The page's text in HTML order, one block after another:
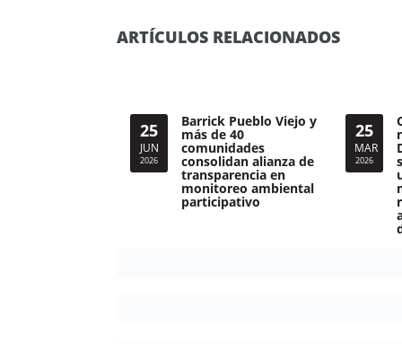
ARTÍCULOS RELACIONADOS
25
JUN
2026
Barrick Pueblo Viejo y
más de 40
comunidades
consolidan alianza de
transparencia en
monitoreo ambiental
participativo
25
MAR
2026